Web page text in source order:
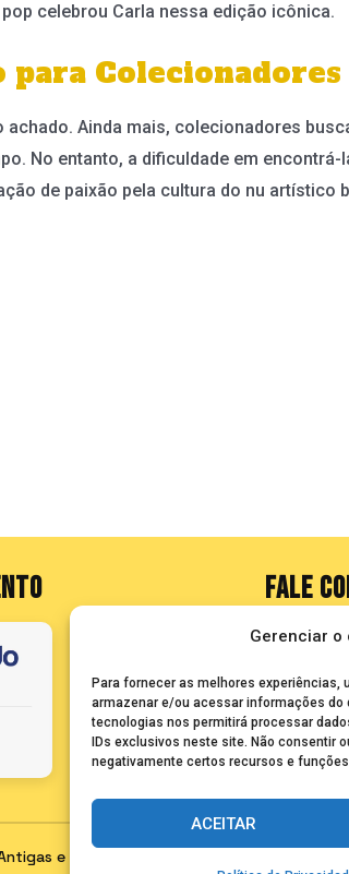
Gerenciar o
Para fornecer as melhores
armazenar e/ou acessar informações
tecnologias nos permitirá processar
IDs exclusivos neste site. Não consentir
negativamente certos recursos e
ACEITAR
celebrou Carla nessa edição icônica.
para Colecionadores
Ainda mais, colecionadores
No entanto, a dificuldade em encontrá-
de paixão pela cultura do nu artístico
FALE
e Raras para Colecionadores